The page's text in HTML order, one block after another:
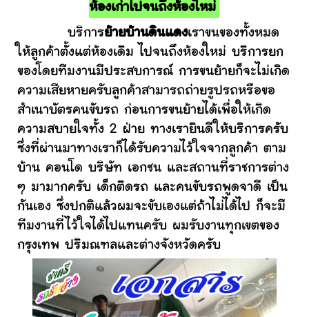
ห้องเก่าไปจนถึงห้องใหม่
บริการย้ายบ้านดินแดงเราขนของทั้งหมด
ให้ลูกค้าตั้งแต่ห้องเดิม ไปจนถึงห้องใหม่ บริการยก
ของโดยทีมงานมีประสบการณ์ การขนย้ายก็จะไม่เกิด
ความเสียหายครับลูกค้าสามารถถ่ายรูปรถหรือขอ
สำเนาบัตรคนขับรถ ก่อนการขนย้ายได้เพื่อให้เกิด
ความสบายใจทั้ง 2 ฝ่าย ทางเรายินดีให้บริการครับ
ซึ่งที่ผ่านมาทางเราก็ได้รับความไว้ใจจากลูกค้า ตาม
บ้าน คอนโด บริษัท เอกชน และสถานที่ราชการต่าง
ๆ มามากครับ เด็กติดรถ และคนขับรถพูดจาดี เป็น
กันเอง ซึ่งปกติแล้วผมจะขับเองแต่ถ้าไม่ได้ไป ก็จะมี
ทีมงานที่ไว้ใจได้ไปแทนครับ ผมรับงานทุกเขตของ
กรุงเทพ ปริมณฑลและต่างจังหวัดครับ